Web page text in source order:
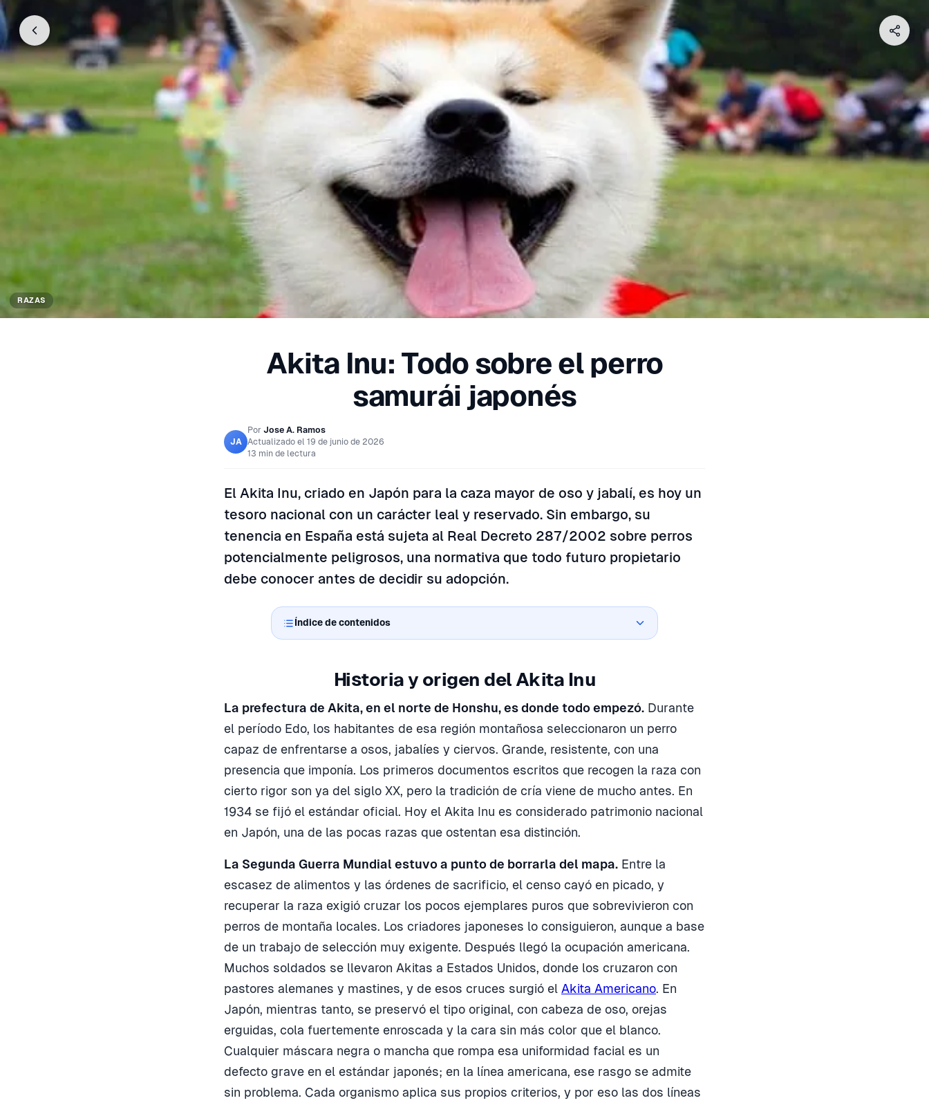
RAZAS
Akita Inu: Todo sobre el perro
samurái japonés
JA
Por Jose A. Ramos
Actualizado el 19 de junio de 2026
13 min de lectura
El Akita Inu, criado en Japón para la caza mayor de oso y jabalí, es hoy un
tesoro nacional con un carácter leal y reservado. Sin embargo, su
tenencia en España está sujeta al Real Decreto 287/2002 sobre perros
potencialmente peligrosos, una normativa que todo futuro propietario
debe conocer antes de decidir su adopción.
Índice de contenidos
Historia y origen del Akita Inu
La prefectura de Akita, en el norte de Honshu, es donde todo empezó. Durante
el período Edo, los habitantes de esa región montañosa seleccionaron un perro
capaz de enfrentarse a osos, jabalíes y ciervos. Grande, resistente, con una
presencia que imponía. Los primeros documentos escritos que recogen la raza con
cierto rigor son ya del siglo XX, pero la tradición de cría viene de mucho antes. En
1934 se fijó el estándar oficial. Hoy el Akita Inu es considerado patrimonio nacional
en Japón, una de las pocas razas que ostentan esa distinción.
La Segunda Guerra Mundial estuvo a punto de borrarla del mapa. Entre la
escasez de alimentos y las órdenes de sacrificio, el censo cayó en picado, y
recuperar la raza exigió cruzar los pocos ejemplares puros que sobrevivieron con
perros de montaña locales. Los criadores japoneses lo consiguieron, aunque a base
de un trabajo de selección muy exigente. Después llegó la ocupación americana.
Muchos soldados se llevaron Akitas a Estados Unidos, donde los cruzaron con
pastores alemanes y mastines, y de esos cruces surgió el Akita Americano. En
Japón, mientras tanto, se preservó el tipo original, con cabeza de oso, orejas
erguidas, cola fuertemente enroscada y la cara sin más color que el blanco.
Cualquier máscara negra o mancha que rompa esa uniformidad facial es un
defecto grave en el estándar japonés; en la línea americana, ese rasgo se admite
sin problema. Cada organismo aplica sus propios criterios, y por eso las dos líneas